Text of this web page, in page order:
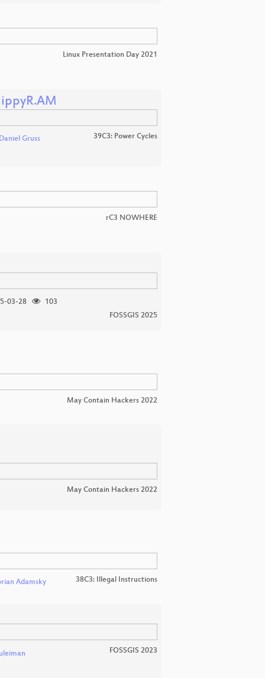
Linux Presentation Day 2021
Daniel Gruss 39C3: Power Cycles
rC3 NOWHERE
03-28
103
FOSSGIS 2025
May Contain Hackers 2022
May Contain Hackers 2022
Adamsky 38C3: Illegal Instructions
FOSSGIS 2023